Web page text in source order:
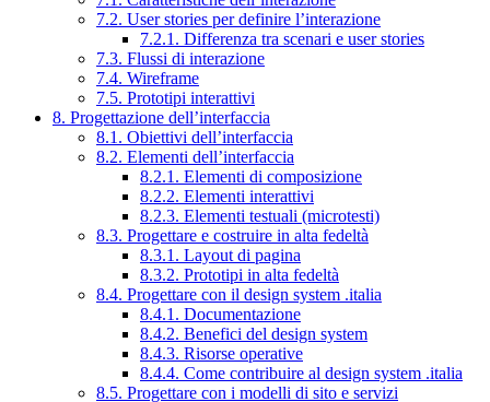
7.2. User stories per definire l’interazione
7.2.1. Differenza tra scenari e user stories
7.3. Flussi di interazione
7.4. Wireframe
7.5. Prototipi interattivi
8. Progettazione dell’interfaccia
8.1. Obiettivi dell’interfaccia
8.2. Elementi dell’interfaccia
8.2.1. Elementi di composizione
8.2.2. Elementi interattivi
8.2.3. Elementi testuali (microtesti)
8.3. Progettare e costruire in alta fedeltà
8.3.1. Layout di pagina
8.3.2. Prototipi in alta fedeltà
8.4. Progettare con il design system .italia
8.4.1. Documentazione
8.4.2. Benefici del design system
8.4.3. Risorse operative
8.4.4. Come contribuire al design system .italia
8.5. Progettare con i modelli di sito e servizi